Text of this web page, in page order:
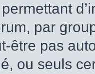
par
être pas
ou seuls